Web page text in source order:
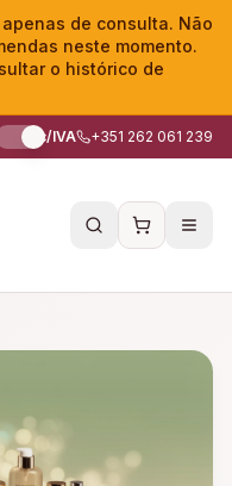
de consulta. Não
neste momento.
o histórico de
c/IVA +351 262 061 239